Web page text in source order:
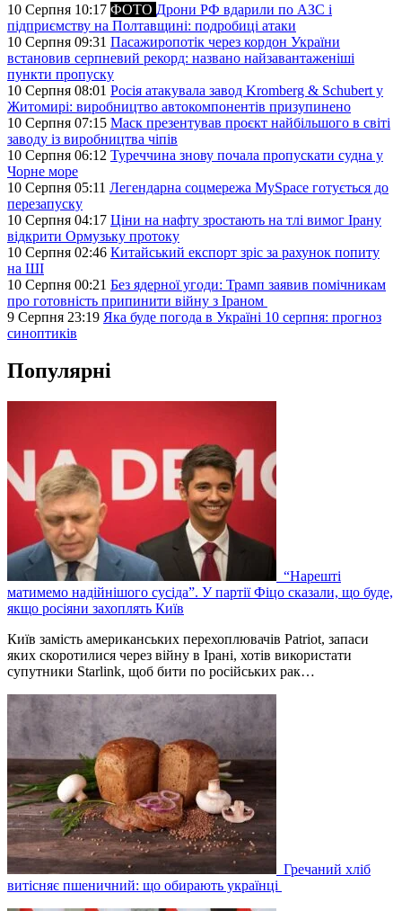
10 Серпня 10:17 ФОТО Дрони РФ вдарили по АЗС і
підприємству на Полтавщині: подробиці атаки
10 Серпня 09:31 Пасажиропотік через кордон України
встановив серпневий рекорд: названо найзавантаженіші
пункти пропуску
10 Серпня 08:01 Росія атакувала завод Kromberg & Schubert у
Житомирі: виробництво автокомпонентів призупинено
10 Серпня 07:15 Маск презентував проєкт найбільшого в світі
заводу із виробництва чіпів
10 Серпня 06:12 Туреччина знову почала пропускати судна у
Чорне море
10 Серпня 05:11 Легендарна соцмережа MySpace готується до
перезапуску
10 Серпня 04:17 Ціни на нафту зростають на тлі вимог Ірану
відкрити Ормузьку протоку
10 Серпня 02:46 Китайський експорт зріс за рахунок попиту
на ШІ
10 Серпня 00:21 Без ядерної угоди: Трамп заявив помічникам
про готовність припинити війну з Іраном
9 Серпня 23:19 Яка буде погода в Україні 10 серпня: прогноз
синоптиків
Популярні
“Нарешті
матимемо надійнішого сусіда”. У партії Фіцо сказали, що буде,
якщо росіяни захоплять Київ
Київ замість американських перехоплювачів Patriot, запаси
яких скоротилися через війну в Ірані, хотів використати
супутники Starlink, щоб бити по російських рак…
Гречаний хліб
витісняє пшеничний: що обирають українці